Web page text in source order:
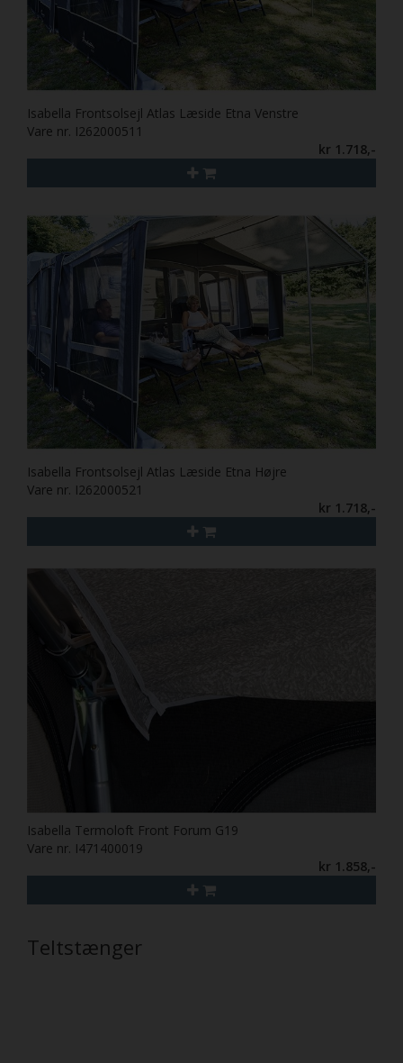
Isabella Frontsolsejl Atlas Læside Etna Venstre
Vare nr. I262000511
kr 1.718,-
Isabella Frontsolsejl Atlas Læside Etna Højre
Vare nr. I262000521
kr 1.718,-
Isabella Termoloft Front Forum G19
Vare nr. I471400019
kr 1.858,-
Teltstænger